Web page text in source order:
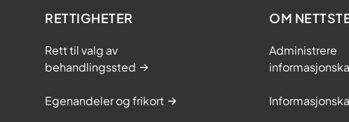
RETTIGHETER
Rett til valg av
behandlingssted
Egenandeler og frikort
OM
Administrere